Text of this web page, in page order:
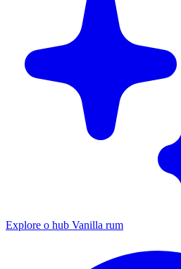
Explore o hub Vanilla rum